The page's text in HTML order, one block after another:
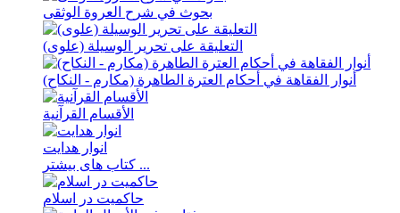
بحوث في شرح العروة الوثقی
التعلیقة علی تحریر الوسیلة (علوی)
أنوار الفقاهة في أحکام العترة الطاهرة (مکارم - النکاح)
الأقسام القرآنية
انوار هدايت
کتاب های بیشتر ...
حاکمیت در اسلام